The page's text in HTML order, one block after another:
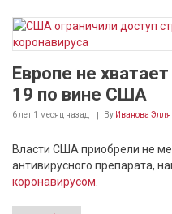
Европе не
19 по вине США
6 лет 1 месяц назад By Иванова Элля
Власти США приобрели не
антивирусного препарата,
коронавирусом